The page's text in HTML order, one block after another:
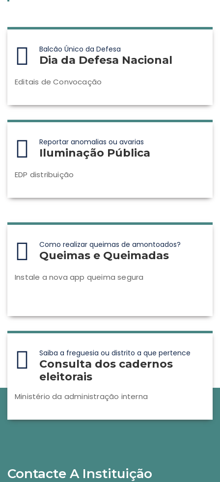
Balcão Único da Defesa
Dia da Defesa Nacional
Editais de Convocação
Reportar anomalias ou avarias
Iluminação Pública
EDP distribuição
Como realizar queimas de amontoados?
Queimas e Queimadas
Instale a nova app queima segura
Saiba a freguesia ou distrito a que pertence
Consulta dos cadernos
eleitorais
Ministério da administração interna
Contacte A Instituição